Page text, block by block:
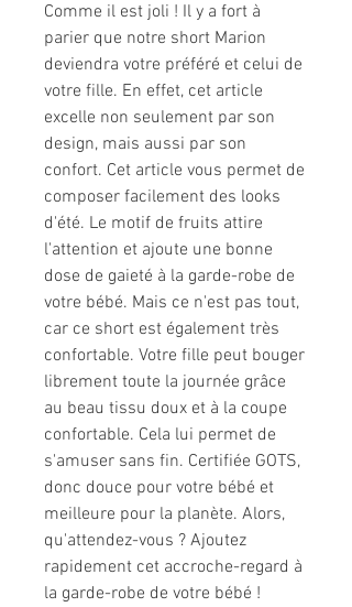
Comme il est joli ! Il y a fort à
parier que notre short Marion
deviendra votre préféré et celui de
votre fille. En effet, cet article
excelle non seulement par son
design, mais aussi par son
confort. Cet article vous permet de
composer facilement des looks
d'été. Le motif de fruits attire
l'attention et ajoute une bonne
dose de gaieté à la garde-robe de
votre bébé. Mais ce n'est pas tout,
car ce short est également très
confortable. Votre fille peut bouger
librement toute la journée grâce
au beau tissu doux et à la coupe
confortable. Cela lui permet de
s'amuser sans fin. Certifiée GOTS,
donc douce pour votre bébé et
meilleure pour la planète. Alors,
qu'attendez-vous ? Ajoutez
rapidement cet accroche-regard à
la garde-robe de votre bébé !